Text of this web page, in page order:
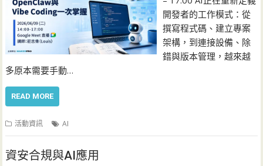
開發者的工作模式：從
撰寫程式碼、建立專案
架構，到連接設備、除
錯與版本管理，越來越
多原本需要手動…
READ MORE
活動資訊 AI
資安合規與AI應用